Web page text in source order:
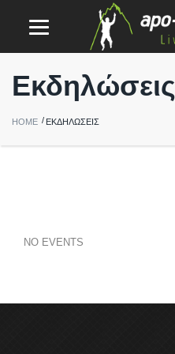
Εκδηλώσεις
HOME ΕΚΔΗΛΏΣΕΙΣ
NO EVENTS